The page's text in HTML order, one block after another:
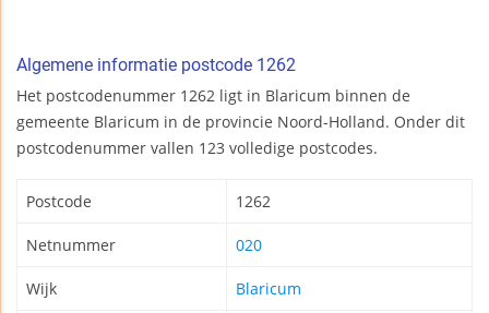
Algemene informatie postcode 1262
Het postcodenummer 1262 ligt in Blaricum binnen de
gemeente Blaricum in de provincie Noord-Holland. Onder dit
postcodenummer vallen 123 volledige postcodes.
Postcode 1262
Netnummer 020
Wijk Blaricum